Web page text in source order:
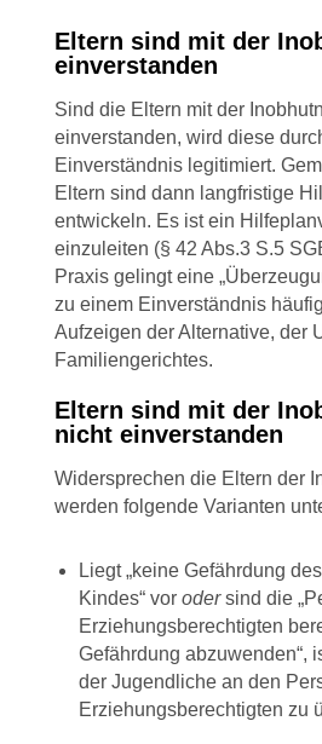
Eltern sind mit der
einverstanden
Sind die Eltern mit der
einverstanden, wird diese
Einverständnis legitimiert.
Eltern sind dann langfristige
entwickeln. Es ist ein
einzuleiten (§ 42 Abs.3 S.5
Praxis gelingt eine
zu einem Einverständnis
Aufzeigen der Alternative, der
Familiengerichtes.
Eltern sind mit der
nicht einverstanden
Widersprechen die Eltern der
werden folgende Varianten
Liegt „keine Gefährdung
Kindes“ vor odersind die
Erziehungsberechtigten
Gefährdung abzuwenden“,
der Jugendliche an den
Erziehungsberechtigten zu